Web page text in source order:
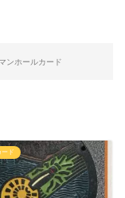
ンホールカード
ード